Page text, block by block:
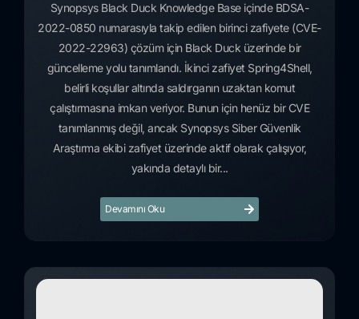
Synopsys Black Duck Knowledge Base içinde BDSA-
2022-0850 numarasıyla takip edilen birinci zafiyete (CVE-
2022-22963) çözüm için Black Duck üzerinde bir
güncelleme yolu tanımlandı. İkinci zafiyet Spring4Shell,
belirli koşullar altında saldırganın uzaktan komut
çalıştırmasına imkan veriyor. Bunun için henüz bir CVE
tanımlanmış değil, ancak Synopsys Siber Güvenlik
Araştırma ekibi zafiyet üzerinde aktif olarak çalışıyor,
yakında detaylı bir...
Devamını Oku